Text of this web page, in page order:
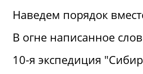
Наведем порядок
В огне написанное
10-я экспедиция